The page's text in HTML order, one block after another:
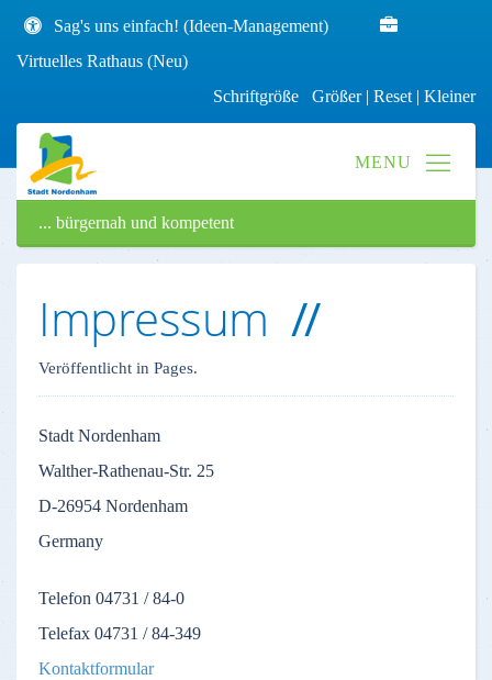
Sag's uns einfach! (Ideen-Management)
Virtuelles Rathaus (Neu)
Schriftgröße Größer| Reset | Kleiner
... bürgernah und kompetent
Impressum
Veröffentlicht in Pages.
Stadt Nordenham
Walther-Rathenau-Str. 25
D-26954 Nordenham
Germany
Telefon 04731 / 84-0
Telefax 04731 / 84-349
Kontaktformular